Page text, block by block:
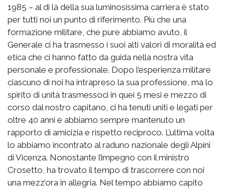
1985 – al di là della sua luminosissima carriera è stato
per tutti noi un punto di riferimento. Più che una
formazione militare, che pure abbiamo avuto, il
Generale ci ha trasmesso i suoi alti valori di moralità ed
etica che ci hanno fatto da guida nella nostra vita
personale e professionale. Dopo l’esperienza militare
ciascuno di noi ha intrapreso la sua professione, ma lo
spirito di unità trasmessoci in quei 5 mesi e mezzo di
corso dal nostro capitano, ci ha tenuti uniti e legati per
oltre 40 anni e abbiamo sempre mantenuto un
rapporto di amicizia e rispetto reciproco. L’ultima volta
lo abbiamo incontrato al raduno nazionale degli Alpini
di Vicenza. Nonostante l’impegno con il ministro
Crosetto, ha trovato il tempo di trascorrere con noi
una mezz’ora in allegria. Nel tempo abbiamo capito